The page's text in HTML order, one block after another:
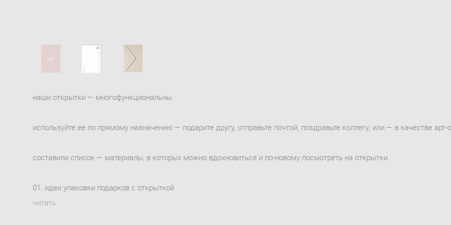
наши открытки — многофункциональны.
используйте ее по прямому назначению — подарите другу, отправьте почтой, поздравьте коллегу; или — в качестве арт-
составили список — материалы, в которых можно вдохновиться и по-новому посмотреть на открытки.
01. идеи упаковки подарков с открыткой
читать